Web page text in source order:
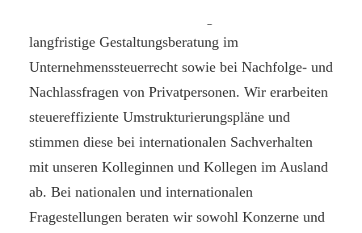
langfristige Gestaltungsberatung im
Unternehmenssteuerrecht sowie bei Nachfolge- und
Nachlassfragen von Privatpersonen. Wir erarbeiten
steuereffiziente Umstrukturierungspläne und
stimmen diese bei internationalen Sachverhalten
mit unseren Kolleginnen und Kollegen im Ausland
ab. Bei nationalen und internationalen
Fragestellungen beraten wir sowohl Konzerne und